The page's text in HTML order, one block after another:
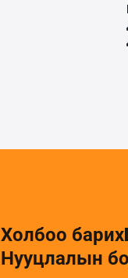
Холбоо барих
Нууцлалын